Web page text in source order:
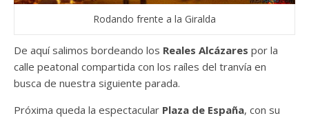
Rodando frente a la Giralda
De aquí salimos bordeando los Reales Alcázares por la
calle peatonal compartida con los raíles del tranvía en
busca de nuestra siguiente parada.
Próxima queda la espectacular Plaza de España, con su